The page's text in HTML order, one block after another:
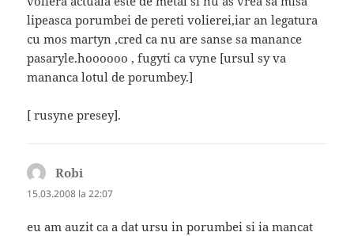
lipeasca porumbei de pereti volierei,iar an legatura
cu mos martyn ,cred ca nu are sanse sa manance
pasaryle.hoooooo , fugyti ca vyne [ursul sy va
mananca lotul de porumbey.]
[ rusyne presey].
Robi
15.03.2008 la 22:07
eu am auzit ca a dat ursu in porumbei si ia mancat